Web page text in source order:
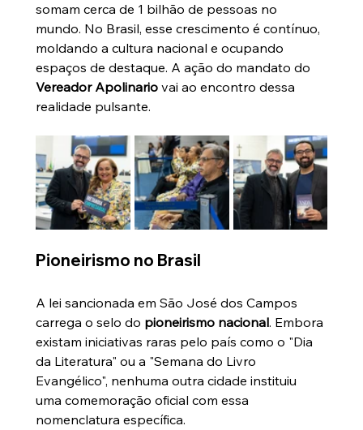
somam cerca de 1 bilhão de pessoas no
mundo. No Brasil, esse crescimento é contínuo,
moldando a cultura nacional e ocupando
espaços de destaque. A ação do mandato do
Vereador Apolinario vai ao encontro dessa
realidade pulsante.
Pioneirismo no Brasil
A lei sancionada em São José dos Campos
carrega o selo do pioneirismo nacional. Embora
existam iniciativas raras pelo país como o "Dia
da Literatura" ou a "Semana do Livro
Evangélico", nenhuma outra cidade instituiu
uma comemoração oficial com essa
nomenclatura específica.